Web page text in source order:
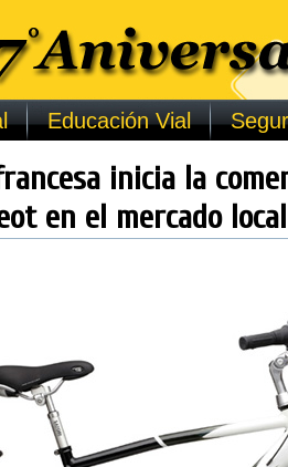
Educación Vial
inicia la
en el mercado